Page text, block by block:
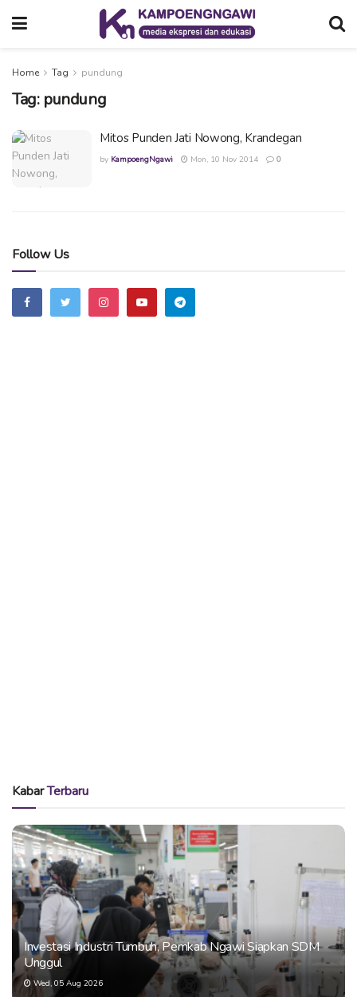
Home Tag pundung
Tag: pundung
Mitos Punden Jati Nowong, Krandegan
by KampoengNgawi Mon, 10 Nov 2014 0
Follow Us
KabarTerbaru
Investasi Industri Tumbuh, Pemkab Ngawi Siapkan SDM
Unggul
Wed, 05 Aug 2026